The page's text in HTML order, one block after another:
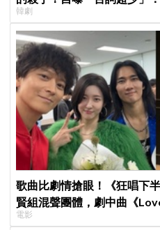
小很多XD
韓劇
歌曲比劇情搶眼！《狂唱下
賢組混聲團體，劇中曲《
電影